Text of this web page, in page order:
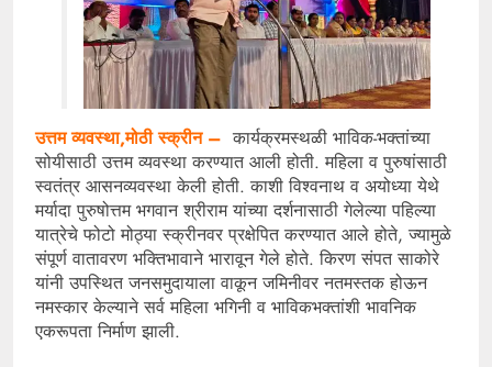
उत्तम व्यवस्था,मोठी स्क्रीन – कार्यक्रमस्थळी भाविक-भक्तांच्या
सोयीसाठी उत्तम व्यवस्था करण्यात आली होती. महिला व पुरुषांसाठी
स्वतंत्र आसनव्यवस्था केली होती. काशी विश्वनाथ व अयोध्या येथे
मर्यादा पुरुषोत्तम भगवान श्रीराम यांच्या दर्शनासाठी गेलेल्या पहिल्या
यात्रेचे फोटो मोठ्या स्क्रीनवर प्रक्षेपित करण्यात आले होते, ज्यामुळे
संपूर्ण वातावरण भक्तिभावाने भारावून गेले होते. किरण संपत साकोरे
यांनी उपस्थित जनसमुदायाला वाकून जमिनीवर नतमस्तक होऊन
नमस्कार केल्याने सर्व महिला भगिनी व भाविकभक्तांशी भावनिक
एकरूपता निर्माण झाली.